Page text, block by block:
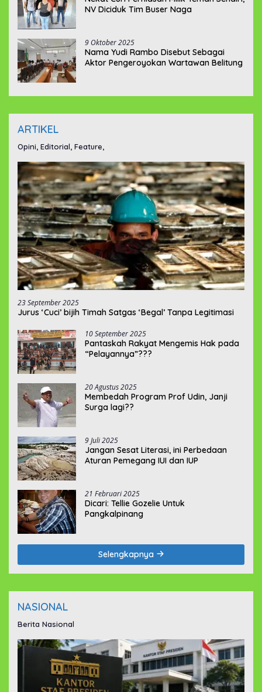
NV Diciduk Tim Buser Naga
9 Oktober 2025
Nama Yudi Rambo Disebut Sebagai
Aktor Pengeroyokan Wartawan Belitung
ARTIKEL
Opini, Editorial, Feature,
23 September 2025
Jurus ‘Cuci’ bijih Timah Satgas ‘Begal’ Tanpa Legitimasi
10 September 2025
Pantaskah Rakyat Mengemis Hak pada
“Pelayannya”???
20 Agustus 2025
Membedah Program Prof Udin, Janji
Surga lagi??
9 Juli 2025
Jangan Sesat Literasi, ini Perbedaan
Aturan Pemegang IUI dan IUP
21 Februari 2025
Dicari: Tellie Gozelie Untuk
Pangkalpinang
Selengkapnya
NASIONAL
Berita Nasional